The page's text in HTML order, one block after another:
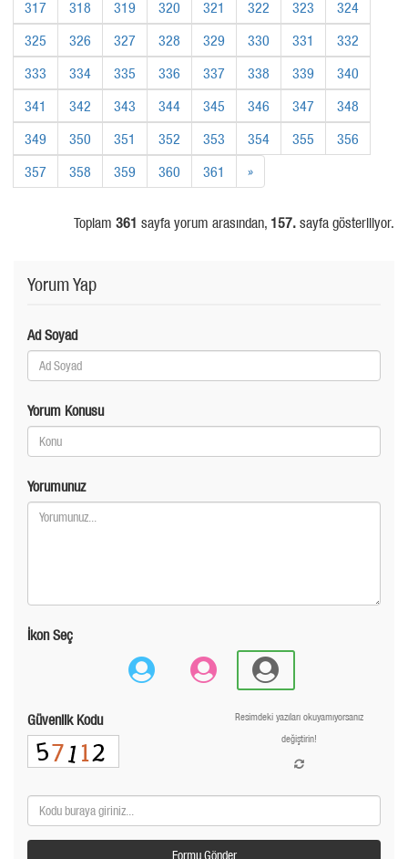
317
318 319 320 321 322 323
324
325
326 327 328 329 330 331
332
333
334 335 336 337 338 339
340
341
342 343 344 345 346 347
348
349
350 351 352 353 354 355
356
357
358 359 360 361 »
Toplam 361 sayfa yorum arasından, 157. sayfa gösteriliyor.
Yorum Yap
Ad Soyad
Yorum Konusu
Yorumunuz
İkon Seç
Güvenlik Kodu
Resimdeki yazıları okuyamıyorsanız
değiştirin!